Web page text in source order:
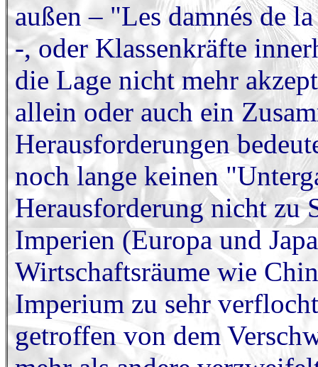
außen – "Les damnés de
-, oder Klassenkräfte
die Lage nicht mehr
allein oder auch ein
Herausforderungen
noch lange keinen
Herausforderung nicht zu
Imperien (Europa und
Wirtschaftsräume wie
Imperium zu sehr
getroffen von dem